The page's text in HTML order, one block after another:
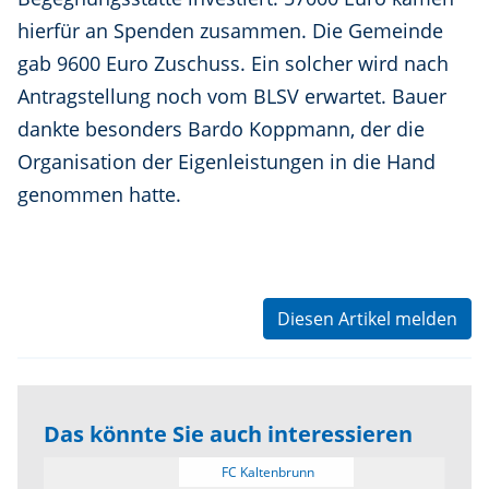
hierfür an Spenden zusammen. Die Gemeinde
gab 9600 Euro Zuschuss. Ein solcher wird nach
Antragstellung noch vom BLSV erwartet. Bauer
dankte besonders Bardo Koppmann, der die
Organisation der Eigenleistungen in die Hand
genommen hatte.
Diesen Artikel melden
Das könnte Sie auch interessieren